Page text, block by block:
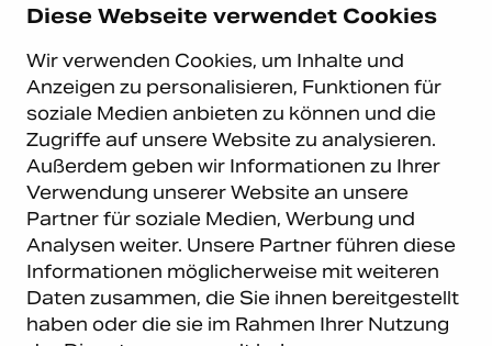
Diese Webseite verwendet Cookies
Wir verwenden Cookies, um Inhalte und
Anzeigen zu personalisieren, Funktionen für
soziale Medien anbieten zu können und die
Zugriffe auf unsere Website zu analysieren.
Außerdem geben wir Informationen zu Ihrer
Verwendung unserer Website an unsere
Partner für soziale Medien, Werbung und
Analysen weiter. Unsere Partner führen diese
Informationen möglicherweise mit weiteren
Daten zusammen, die Sie ihnen bereitgestellt
haben oder die sie im Rahmen Ihrer Nutzung
+49 (0)211 9367 8390
info@carema.de
© Copyright 2026 Carema
GmbH. Alle Rechte vorbehalten.
Datenschutz|Impressum
Carema Warehouse
Carema Hardware BV
Bohemenstraat 9
8028 SB Zwolle
Niederlande
Kundendienst
Serviceabteilung